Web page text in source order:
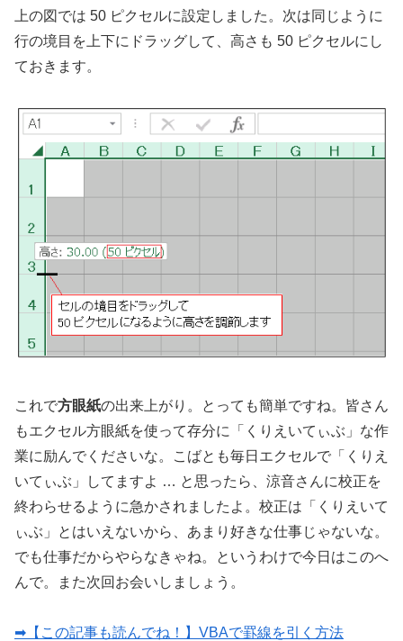
上の図では 50 ピクセルに設定しました。次は同じように
行の境目を上下にドラッグして、高さも 50 ピクセルにし
ておきます。
これで方眼紙の出来上がり。とっても簡単ですね。皆さん
もエクセル方眼紙を使って存分に「くりえいてぃぶ」な作
業に励んでくださいな。こばとも毎日エクセルで「くりえ
いてぃぶ」してますよ … と思ったら、涼音さんに校正を
終わらせるように急かされましたよ。校正は「くりえいて
ぃぶ」とはいえないから、あまり好きな仕事じゃないな。
でも仕事だからやらなきゃね。というわけで今日はこのへ
んで。また次回お会いしましょう。
➡【この記事も読んでね！】VBAで罫線を引く方法